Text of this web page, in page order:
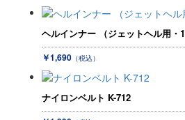
ヘルインナー （ジェットヘル用・
￥1,690 （税込）
ナイロンベルト K-712